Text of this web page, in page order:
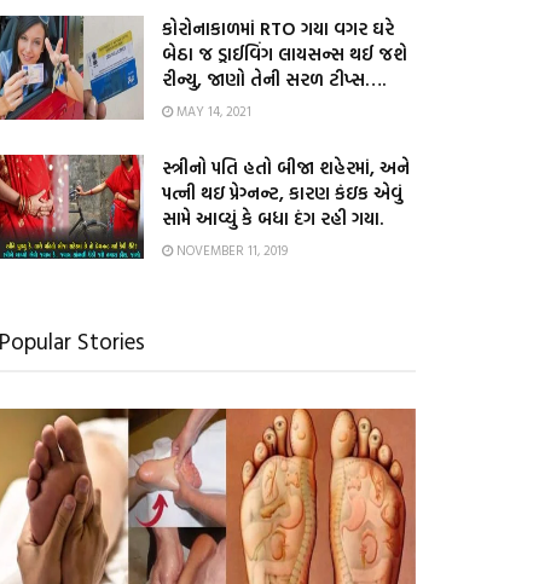
કોરોનાકાળમાં RTO ગયા વગર ઘરે
બેઠા જ ડ્રાઈવિંગ લાયસન્સ થઈ જશે
રીન્યુ, જાણો તેની સરળ ટીપ્સ….
MAY 14, 2021
સ્ત્રીનો પતિ હતો બીજા શહેરમાં, અને
પત્ની થઇ પ્રેગ્નન્ટ, કારણ કંઇક એવું
સામે આવ્યું કે બધા દંગ રહી ગયા.
NOVEMBER 11, 2019
Popular Stories